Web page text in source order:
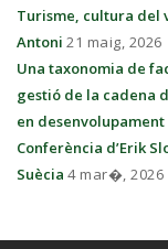
Turisme, cultura del
Antoni 21 maig, 2026
Una taxonomia de
gestió de la cadena
en desenvolupament
Conferència d’Erik
Suècia 4 mar�, 2026